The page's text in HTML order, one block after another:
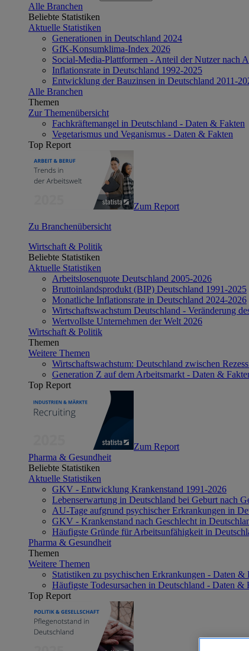
Alle Branchen
Beliebte Statistiken
Aktuelle Statistiken
Generationen in Deutschland 2024
GfK-Konsumklima-Index 2026
Social-Media-Plattformen - Anteil der Nutzer nach
Inflationsrate in Deutschland 1992-2025
Entwicklung der Bauzinsen in Deutschland 2011-
Alle Branchen
Themen
Zur Themenübersicht
Fachkräftemangel in Deutschland - Daten & Fakten
Vegetarismus und Veganismus - Daten & Fakten
Top Report
Zum Report
Zu Branchenübersicht
Wirtschaft & Politik
Beliebte Statistiken
Aktuelle Statistiken
Arbeitslosenquote Deutschland 2005-2026
Bruttoinlandsprodukt (BIP) Deutschland 1991-2025
Monatliche Inflationsrate in Deutschland 2024-2026
Wirtschaftswachstum Deutschland - Veränderung
Wertvollste Unternehmen der Welt 2026
Wirtschaft & Politik
Themen
Weitere Themen
Wirtschaftswachstum: Deutschland zwischen
Generation Z auf dem Arbeitsmarkt - Daten &
Top Report
Zum Report
Pharma & Gesundheit
Beliebte Statistiken
Aktuelle Statistiken
GKV - Entwicklung Krankenstand 1991-2026
Lebenserwartung in Deutschland bei Geburt nach
AU-Tage aufgrund psychischer Erkrankungen in
GKV - Krankenstand nach Geschlecht in
Häufigste Gründe für Arbeitsunfähigkeit in
Pharma & Gesundheit
Themen
Weitere Themen
Statistiken zu psychischen Erkrankungen - Daten &
Häufigste Todesursachen in Deutschland - Daten &
Top Report